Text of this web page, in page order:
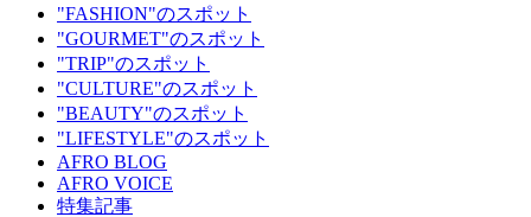
"FASHION"のスポット
"GOURMET"のスポット
"TRIP"のスポット
"CULTURE"のスポット
"BEAUTY"のスポット
"LIFESTYLE"のスポット
AFRO BLOG
AFRO VOICE
特集記事